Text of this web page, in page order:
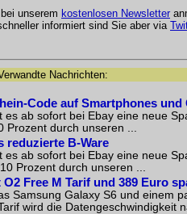
unserem kostenlosen Newsletter
informiert sind Sie aber via
Nachrichten:
Code auf Smartphones und
ab sofort bei Ebay eine neue
durch unseren ...
reduzierte B-Ware
ab sofort bei Ebay eine neue
Prozent durch unseren ...
Free M Tarif und 389 Euro
Samsung Galaxy S6 und einem
wird die Datengeschwindigkeit